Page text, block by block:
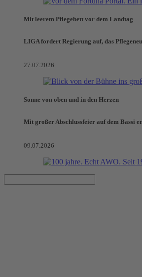
Mit leerem Pflegebett vor dem Landtag
LIGA fordert Regierung auf, das
27.07.2026
Sonne von oben und in den Herzen
Mit großer Abschlussfeier auf dem Bassi
09.07.2026